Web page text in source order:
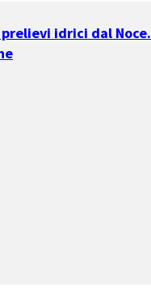
idrici dal Noce.